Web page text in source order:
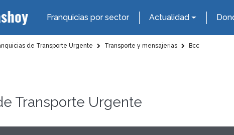
Franquicias por sector Actualidad
de Transporte Urgente Transporte y mensajerias Bcc
Transporte Urgente